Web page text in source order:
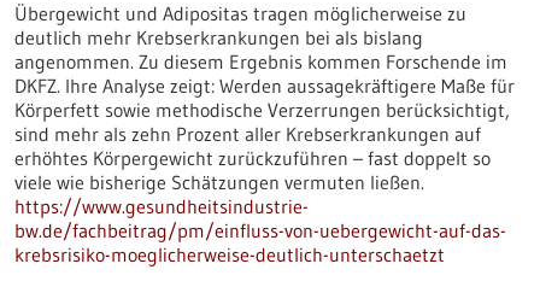
Übergewicht und Adipositas tragen möglicherweise zu
deutlich mehr Krebserkrankungen bei als bislang
angenommen. Zu diesem Ergebnis kommen Forschende im
DKFZ. Ihre Analyse zeigt: Werden aussagekräftigere Maße für
Körperfett sowie methodische Verzerrungen berücksichtigt,
sind mehr als zehn Prozent aller Krebserkrankungen auf
erhöhtes Körpergewicht zurückzuführen – fast doppelt so
viele wie bisherige Schätzungen vermuten ließen.
https://www.gesundheitsindustrie-
bw.de/fachbeitrag/pm/einfluss-von-uebergewicht-auf-das-
krebsrisiko-moeglicherweise-deutlich-unterschaetzt